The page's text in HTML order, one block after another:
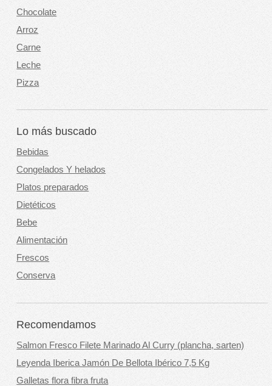
Chocolate
Arroz
Carne
Leche
Pizza
Lo más buscado
Bebidas
Congelados Y helados
Platos preparados
Dietéticos
Bebe
Alimentación
Frescos
Conserva
Recomendamos
Salmon Fresco Filete Marinado Al Curry (plancha, sarten)
Leyenda Iberica Jamón De Bellota Ibérico 7,5 Kg
Galletas flora fibra fruta